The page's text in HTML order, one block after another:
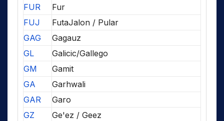
FUR
Fur
FUJ
FutaJalon / Pular
GAG
Gagauz
GL
Galicic/Gallego
GM
Gamit
GA
Garhwali
GAR
Garo
GZ
Ge'ez / Geez